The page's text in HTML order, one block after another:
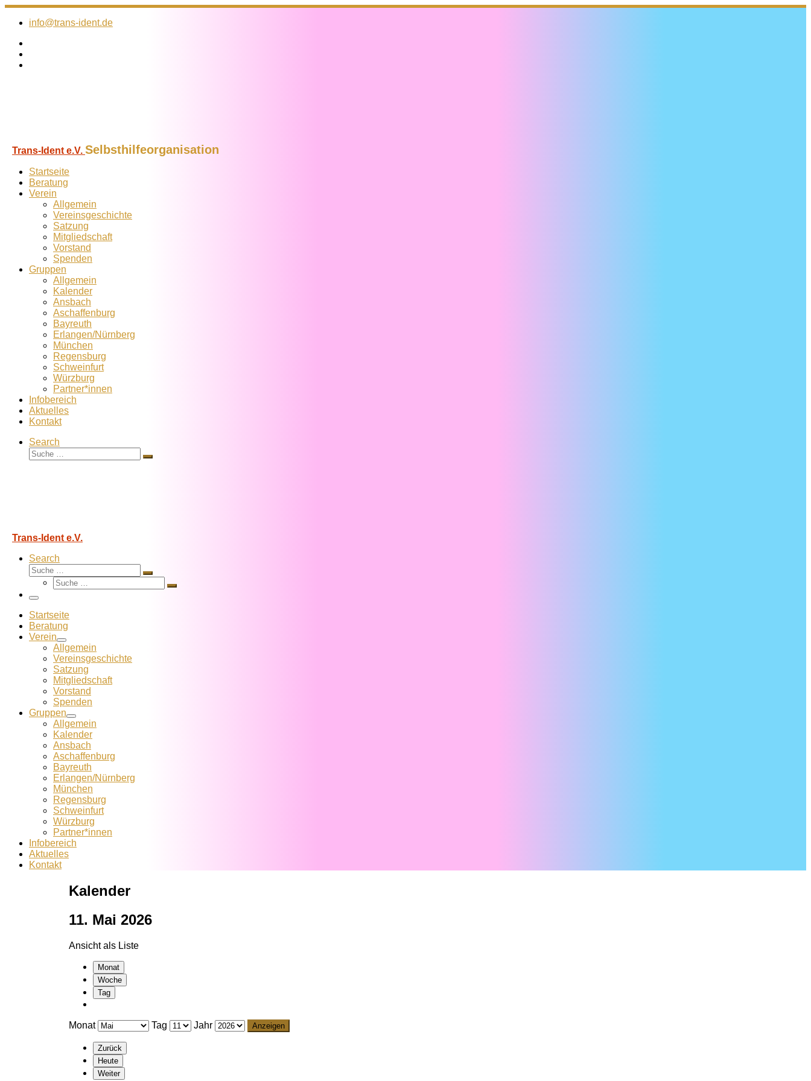
Zum
Inhalt
info@trans-ident.de
Trans-Ident e.V. Selbsthilfeorganisation
Startseite
Beratung
Verein
Allgemein
Vereins­geschichte
Satzung
Mitglied­schaft
Vorstand
Spenden
Gruppen
Allgemein
Kalender
Ansbach
Aschaffenburg
Bayreuth
Erlangen/Nürnberg
München
Regensburg
Schweinfurt
Würzburg
Partner*innen
Infobereich
Aktuelles
Kontakt
Search
Suche
Suche
Trans-Ident e.V.
Search
Suche
Suche
Suche
Suche
Menü
Startseite
Beratung
Verein
Allgemein
Vereins­geschichte
Satzung
Mitglied­schaft
Vorstand
Spenden
Gruppen
Allgemein
Kalender
Ansbach
Aschaffenburg
Bayreuth
Erlangen/Nürnberg
München
Regensburg
Schweinfurt
Würzburg
Partner*innen
Infobereich
Aktuelles
Kontakt
Kalender
11. Mai 2026
Ansicht als Liste
Monat
Woche
Tag
Monat Tag Jahr
Zurück
Heute
Weiter